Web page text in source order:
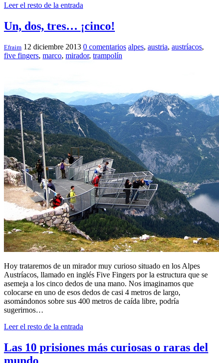
Leer el resto de la entrada
Un, dos, tres… ¡cinco!
Efraim 12 diciembre 2013 0 comentarios alpes, austria, austríacos,
five fingers, marco, mirador, trampolín
Hoy trataremos de un mirador muy curioso situado en los Alpes
Austríacos, llamado en inglés Five Fingers por la estructura que se
asemeja a los cinco dedos de una mano. Nos imaginamos que
colocarse en uno de esos dedos de casi 4 metros de largo,
asomándonos sobre sus 400 metros de caída libre, podría
sugerirnos…
Leer el resto de la entrada
Las 10 prisiones más curiosas o raras del
mundo